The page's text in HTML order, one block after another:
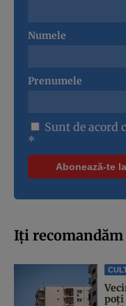
Numele
Prenumele
Sunt de acord
*
Iți recomandăm
poți